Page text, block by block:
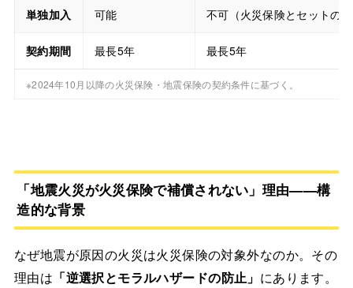
単独加入 可能 不可（火災保険とセットの
契約期間 最長5年 最長5年
※2024年10月以降の火災保険・地震保険の契約条件に基づく。
「地震火災が火災保険で補償されない」理由——構
造的な背景
なぜ地震が原因の火災は火災保険の対象外なのか。その
理由は 「逆選択とモラルハザードの防止」 にあります。